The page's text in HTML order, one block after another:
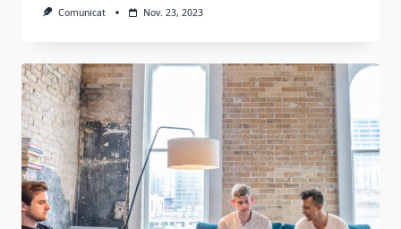
Comunicat Nov. 23, 2023